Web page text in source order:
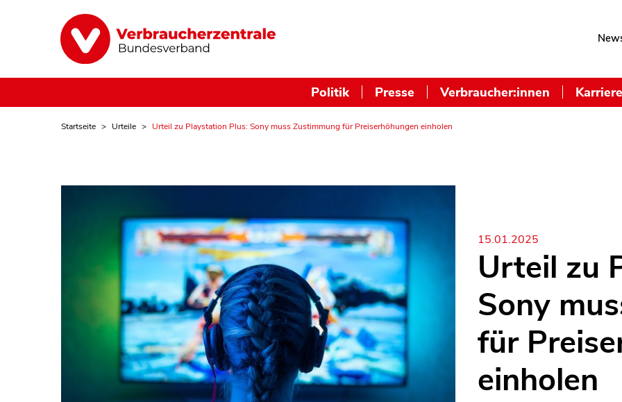
Politik Presse Verbraucher:innen Karriere
Startseite Urteile Urteil zu Playstation Plus: Sony muss Zustimmung für Preiserhöhungen einholen
15.01.2025
Urteil zu
Sony
für
einholen